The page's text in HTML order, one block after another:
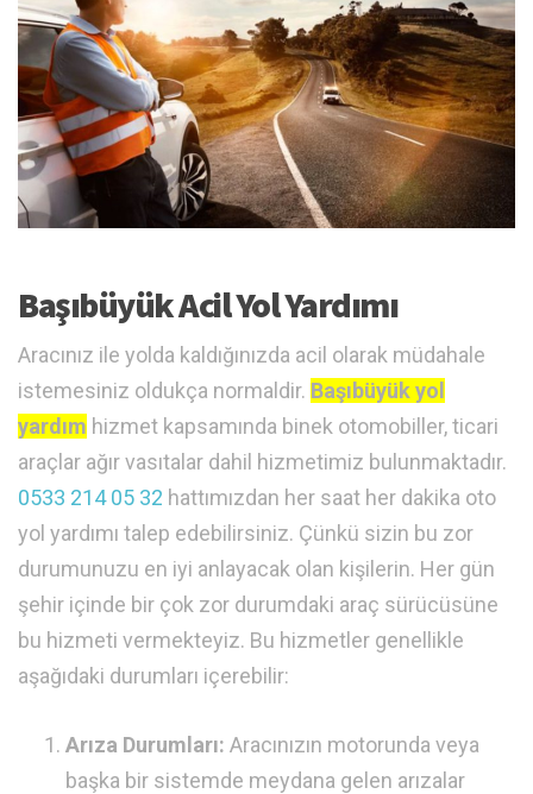
Başıbüyük Acil Yol Yardımı
Aracınız ile yolda kaldığınızda acil olarak müdahale
istemesiniz oldukça normaldir. Başıbüyük yol
yardım hizmet kapsamında binek otomobiller, ticari
araçlar ağır vasıtalar dahil hizmetimiz bulunmaktadır.
0533 214 05 32 hattımızdan her saat her dakika oto
yol yardımı talep edebilirsiniz. Çünkü sizin bu zor
durumunuzu en iyi anlayacak olan kişilerin. Her gün
şehir içinde bir çok zor durumdaki araç sürücüsüne
bu hizmeti vermekteyiz. Bu hizmetler genellikle
aşağıdaki durumları içerebilir:
Arıza Durumları: Aracınızın motorunda veya
başka bir sistemde meydana gelen arızalar